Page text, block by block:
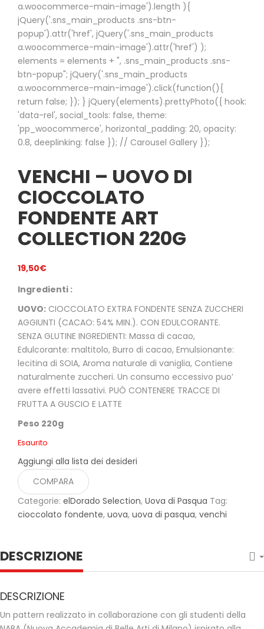
a.woocommerce-main-image').length ){
jQuery('.sns_main_products .sns-btn-
popup').attr('href', jQuery('.sns_main_products
a.woocommerce-main-image').attr('href') );
elements = elements + ", .sns_main_products .sns-
btn-popup"; jQuery('.sns_main_products
a.woocommerce-main-image').click(function(){
return false; }); } jQuery(elements).prettyPhoto({ hook:
'data-rel', social_tools: false, theme:
'pp_woocommerce', horizontal_padding: 20, opacity:
0.8, deeplinking: false }); // Carousel Gallery });
VENCHI – UOVO DI
CIOCCOLATO
FONDENTE ART
COLLECTION 220G
19,50€
Ingredienti :
UOVO: CIOCCOLATO EXTRA FONDENTE SENZA ZUCCHERI
AGGIUNTI (CACAO: 54% MIN.). CON EDULCORANTE.
SENZA GLUTINE INGREDIENTI: Massa di cacao,
Edulcorante: maltitolo, Burro di cacao, Emulsionante:
lecitina di SOIA, Aroma naturale di vaniglia, Contiene
naturalmente zuccheri. Un consumo eccessivo puo’
avere effetti lassativi. PUÒ CONTENERE TRACCE DI
FRUTTA A GUSCIO E LATTE
Peso 220g
Esaurito
Aggiungi alla lista dei desideri
COMPARA
Categorie: elDorado Selection, Uova di Pasqua Tag:
cioccolato fondente, uova, uova di pasqua, venchi
DESCRIZIONE
DESCRIZIONE
Un pattern realizzato in collaborazione con gli studenti della